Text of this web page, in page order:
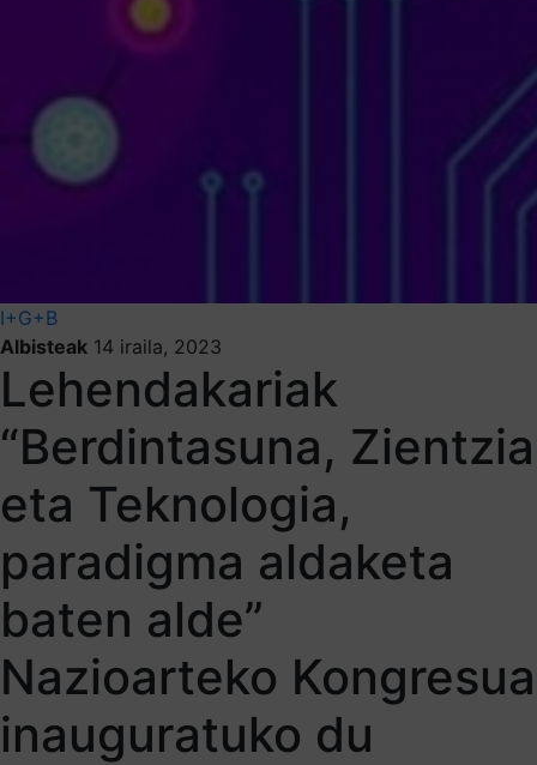
I+G+B
Albisteak 14 iraila, 2023
Lehendakariak
“Berdintasuna, Zientzia
eta Teknologia,
paradigma aldaketa
baten alde”
Nazioarteko Kongresua
inauguratuko du